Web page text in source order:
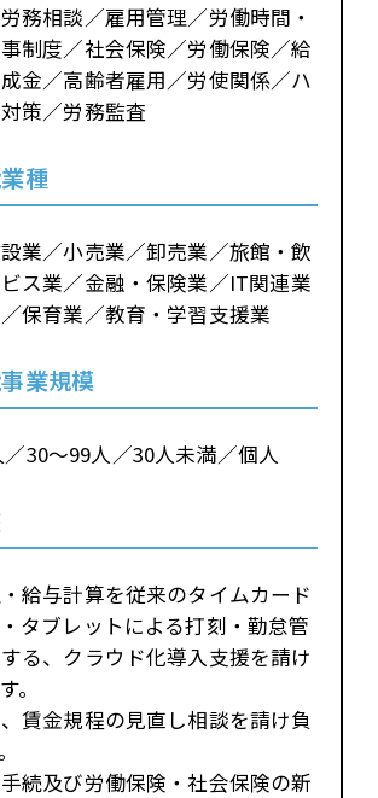
務相談／雇用管理／労働時間・
制度／社会保険／労働保険／給
金／高齢者雇用／労使関係／ハ
策／労務監査
種
業／小売業／卸売業／旅館・飲
ス業／金融・保険業／IT関連業
保育業／教育・学習支援業
業規模
30～99人／30人未満／個人
給与計算を従来のタイムカード
タブレットによる打刻・勤怠管
る、クラウド化導入支援を請け
。
賃金規程の見直し相談を請け負
続及び労働保険・社会保険の新